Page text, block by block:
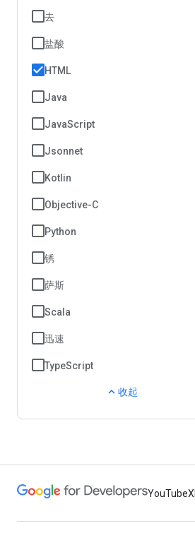
去
盐酸
HTML
Java
JavaScript
Jsonnet
Kotlin
Objective-C
Python
锈
萨斯
Scala
迅速
TypeScript
expand_less收起
YouTubeX